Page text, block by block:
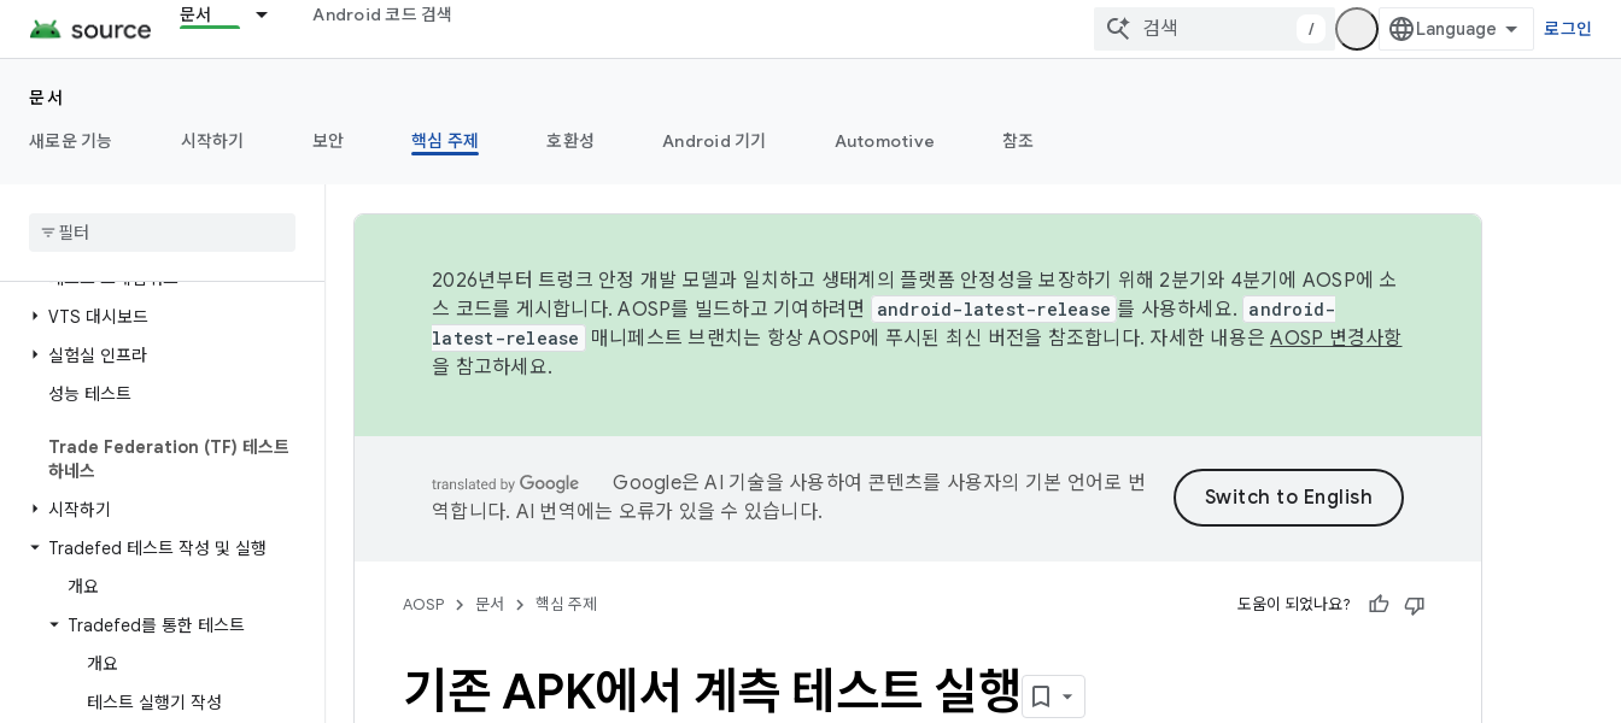
문서 Android 코드 검색
/ 로그인
문서
새로운 기능
시작하기 보안 핵심 주제 호환성 Android 기기 Automotive 참조
테스트 설정
VTS를 사용한 시스템 테스트
테스트 프레임워크
VTS 대시보드
실험실 인프라
성능 테스트
Trade Federation (TF) 테스트
하네스
시작하기
Tradefed 테스트 작성 및 실행
개요
Tradefed를 통한 테스트
개요
테스트 실행기 작성
2026년부터 트렁크 안정 개발 모델과 일치하고 생태계의 플랫폼 안정성을 보장하기 위해 2분기와 4분기에 AOSP에 소
스 코드를 게시합니다. AOSP를 빌드하고 기여하려면
android-latest-release 를 사용하세요. android-
latest-release
매니페스트 브랜치는 항상 AOSP에 푸시된 최신 버전을 참조합니다. 자세한 내용은AOSP 변경사항
을 참고하세요.
Google은 AI 기술을 사용하여 콘텐츠를 사용자의 기본 언어로 번
역합니다. AI 번역에는 오류가 있을 수 있습니다.
AOSP 문서 핵심 주제 도움이 되었나요?
기존 APK에서 계측 테스트 실행